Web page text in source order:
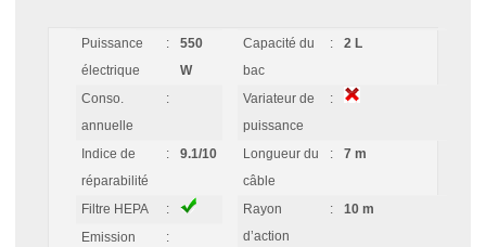
Puissance
électrique
:
550
W
Conso.
annuelle
:
Indice de
réparabilité
: 9.1/10
Filtre HEPA
:
Emission
:
Capacité du
bac
: 2 L
Variateur de
puissance
:
Longueur du
câble
: 7 m
Rayon
d’action
: 10 m